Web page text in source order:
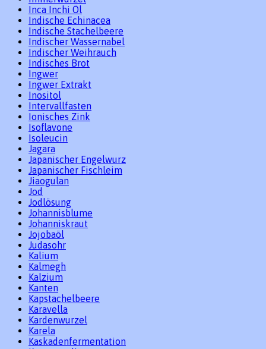
Inca Inchi Öl
Indische Echinacea
Indische Stachelbeere
Indischer Wassernabel
Indischer Weihrauch
Indisches Brot
Ingwer
Ingwer Extrakt
Inositol
Intervallfasten
Ionisches Zink
Isoflavone
Isoleucin
Jagara
Japanischer Engelwurz
Japanischer Fischleim
Jiaogulan
Jod
Jodlösung
Johannisblume
Johanniskraut
Jojobaöl
Judasohr
Kalium
Kalmegh
Kalzium
Kanten
Kapstachelbeere
Karavella
Kardenwurzel
Karela
Kaskadenfermentation